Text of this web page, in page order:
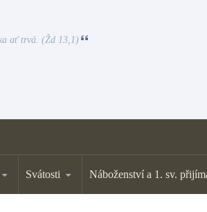
ať trvá. (Žd 13,1)
Svátosti Náboženství a 1. sv.